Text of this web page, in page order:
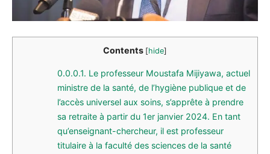
Contents [hide]
0.0.0.1. Le professeur Moustafa Mijiyawa, actuel
ministre de la santé, de l’hygiène publique et de
l’accès universel aux soins, s’apprête à prendre
sa retraite à partir du 1er janvier 2024. En tant
qu’enseignant-chercheur, il est professeur
titulaire à la faculté des sciences de la santé